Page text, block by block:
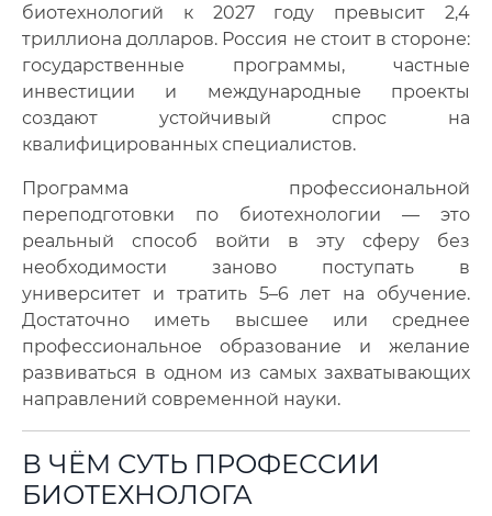
биотехнологий к 2027 году превысит 2,4
триллиона долларов. Россия не стоит в стороне:
государственные программы, частные
инвестиции и международные проекты
создают устойчивый спрос на
квалифицированных специалистов.
Программа профессиональной
переподготовки по биотехнологии — это
реальный способ войти в эту сферу без
необходимости заново поступать в
университет и тратить 5–6 лет на обучение.
Достаточно иметь высшее или среднее
профессиональное образование и желание
развиваться в одном из самых захватывающих
направлений современной науки.
В ЧЁМ СУТЬ ПРОФЕССИИ
БИОТЕХНОЛОГА